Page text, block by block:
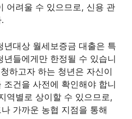
어려울 수 있으므로, 신용 관
년대상 월세보증금 대출은 특
년들에게만 한정될 수 있습니
하고자 하는 청년은 자신이
조건을 사전에 확인해야 합니
역별로 상이할 수 있으므로,
가까운 농협 지점을 통해